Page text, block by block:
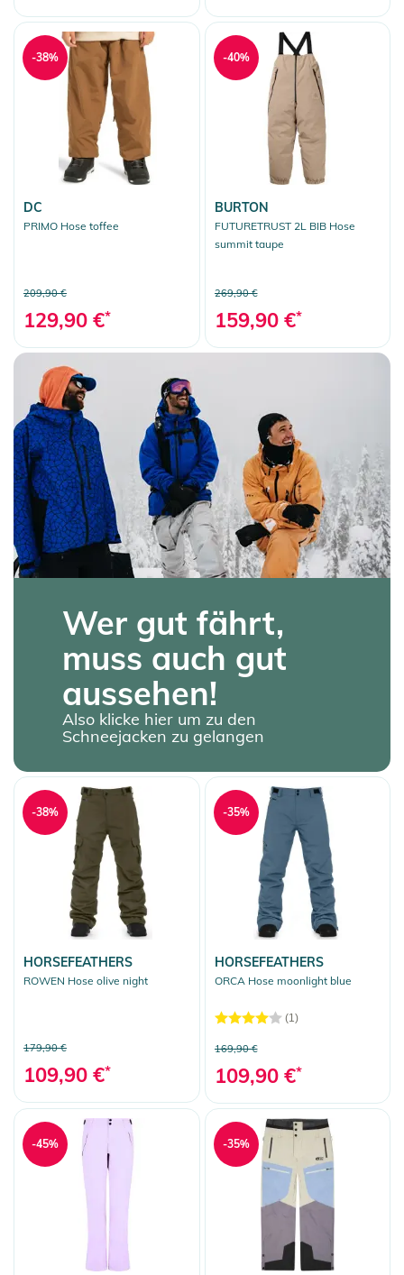
DC
PRIMO Hose toffee
209,90 €
129,90 €*
-38%
BURTON
FUTURETRUST 2L BIB Hose
summit taupe
269,90 €
159,90 €*
-40%
Wer gut fährt,
muss auch gut
aussehen!
Also klicke hier um zu den
Schneejacken zu gelangen
HORSEFEATHERS
ROWEN Hose olive night
179,90 €
109,90 €*
-38%
HORSEFEATHERS
ORCA Hose moonlight blue
(1)
169,90 €
109,90 €*
-35%
-45% -35%